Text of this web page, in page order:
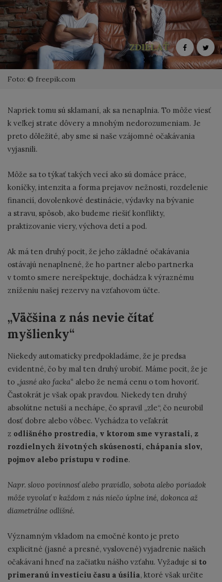
ZDIELAŤ
Foto: © freepik.com
Napriek tomu sú sklamaní, ak sa nenaplnia. To môže viesť
k veľkej strate dôvery a mnohým nedorozumeniam. Je
preto dôležité, aby sme si naše vzájomné očakávania
vyjasnili.
Môže sa to týkať takých vecí ako sú domáce práce,
koníčky, intenzita a forma prejavov nežnosti, rozdelenie
financií, dovolenkové destinácie, výdavky na bývanie
a stravu, spôsob, ako budeme riešiť konflikty,
praktizovanie viery, výchova detí a pod.
Ak má ten druhý pocit, že jeho základné očakávania
ostávajú nenaplnené, že ho partner alebo partnerka
v tomto smere nerešpektuje, dochádza k výraznému
zníženiu našej rezervy na vzťahovom účte.
„Väčšina z nás nevie čítať
myšlienky“
Niekedy automaticky predpokladáme, že je predsa
evidentné, čo by mal ten druhý urobiť. Máme pocit, že je
to „jasné ako facka“ alebo že nemá cenu o tom hovoriť.
Častokrát je však opak pravdou. Niekedy ten druhý
absolútne netuší a nechápe, čo spravil „zle“, čo neurobil
dosť dobre alebo vôbec. Vychádza to veľakrát
z odlišného prostredia, v ktorom sme vyrastali, z
rozdielnych životných skúseností, chápania slov,
pojmov alebo prístupu v rodine.
Napr. slovo povinnosť alebo pravidlo, sobota alebo poriadok
môže vyvolať v každom z nás niečo úplne iné, dokonca až
diametrálne odlišné.
Významným vkladom na emočné konto je preto
explicitné (jasné a presné, vyslovené) vyjadrenie našich
očakávaní hneď na začiatku nášho vzťahu. Vyžaduje si to
primeranú investíciu času a úsilia, ktoré však určite